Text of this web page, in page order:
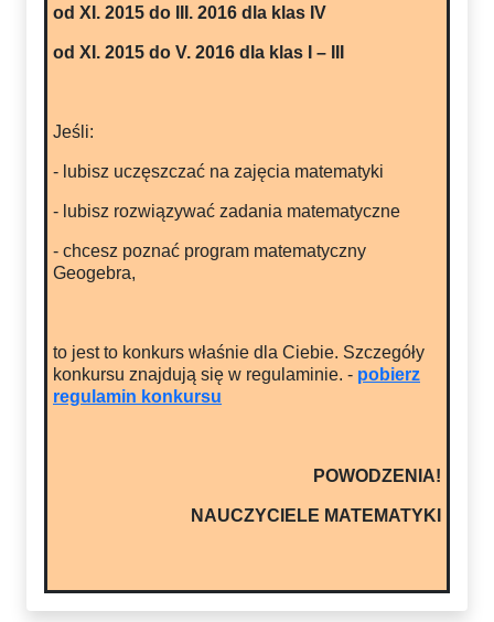
od XI. 2015 do III. 2016 dla klas IV
od XI. 2015 do V. 2016 dla klas I – III
Jeśli:
- lubisz uczęszczać na zajęcia matematyki
- lubisz rozwiązywać zadania matematyczne
- chcesz poznać program matematyczny
Geogebra,
to jest to konkurs właśnie dla Ciebie. Szczegóły
konkursu znajdują się w regulaminie. - pobierz
regulamin konkursu
POWODZENIA!
NAUCZYCIELE MATEMATYKI